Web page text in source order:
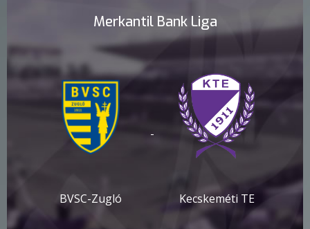
Merkantil Bank Liga
BVSC-Zugló
-
Kecskeméti TE